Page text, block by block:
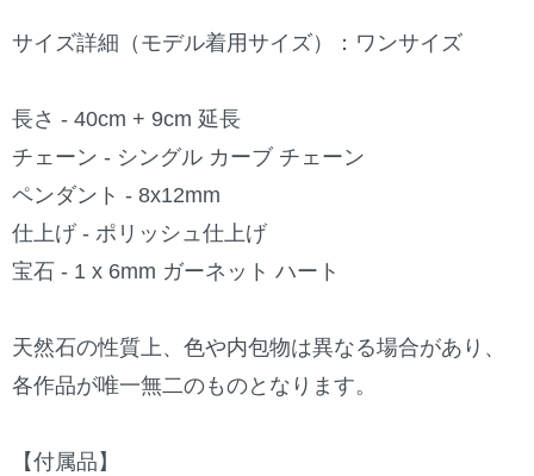
サイズ詳細（モデル着用サイズ）：ワンサイズ
長さ - 40cm + 9cm 延長
チェーン - シングル カーブ チェーン
ペンダント - 8x12mm
仕上げ - ポリッシュ仕上げ
宝石 - 1 x 6mm ガーネット ハート
天然石の性質上、色や内包物は異なる場合があり、
各作品が唯一無二のものとなります。
【付属品】